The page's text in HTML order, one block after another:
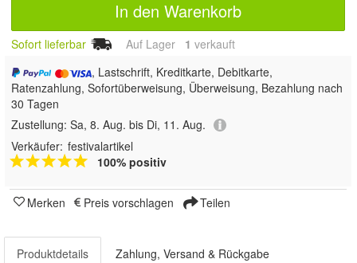
In den Warenkorb
Sofort lieferbar Auf Lager 1 verkauft
, Lastschrift, Kreditkarte, Debitkarte,
Ratenzahlung, Sofortüberweisung, Überweisung, Bezahlung nach
30 Tagen
Zustellung: Sa, 8. Aug. bis Di, 11. Aug.
Verkäufer: festivalartikel
100% positiv
Merken Preis vorschlagen Teilen
Produktdetails Zahlung, Versand & Rückgabe